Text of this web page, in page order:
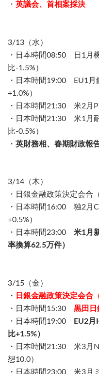
・ 英議会、首相案採決
3/13（水）
・日本時間08:50 日1月
比-1.5%）
・日本時間19:00 EU1月
+1.0%）
・日本時間21:30 米2月
・日本時間21:30 米1月
比-0.5%）
・ 英財務相、春期財政報
3/14（木）
・日銀金融政策決定会合
・日本時間16:00 独2月
+0.5%）
・日本時間23:00 米1月
率換算62.5万件）
3/15（金）
・
日銀金融政策決定会合
・日本時間15:30 黒田日
・日本時間19:00
EU2
比+1.5%）
・日本時間21:30 米3月
想10.0）
・日本時間23:00 米3月